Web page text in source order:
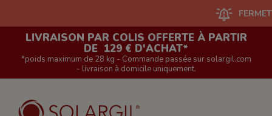
FERMETURE
LIVRAISON PAR COLIS OFFERTE À PARTIR
DE 129 € D'ACHAT*
*poids maximum de 28 kg - Commande passée sur solargil.com
- livraison à domicile uniquement.